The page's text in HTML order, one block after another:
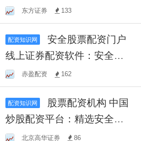
放大收益，稳健投资！
东方证券 133
配资知识网
安全股票配资门户
线上证券配资软件：安全高
效，助您把握投资先机！
赤盈配资 162
配资知识网
炒股配资平台：精选安全可
靠之选北京高华证券 86